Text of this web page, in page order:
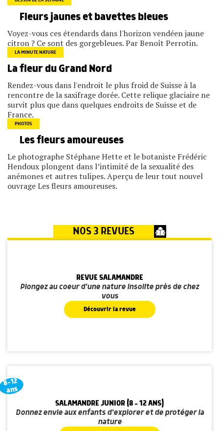
Fleurs jaunes et bavettes bleues
Voyez-vous ces étendards dans l'horizon vendéen jaune
citron ? Ce sont des gorgebleues. Par Benoît Perrotin.
LA MINUTE NATURE
La fleur du Grand Nord
Rendez-vous dans l'endroit le plus froid de Suisse à la
rencontre de la saxifrage dorée. Cette relique glaciaire ne
survit plus que dans quelques endroits de Suisse et de
France.
PHOTOS
Les fleurs amoureuses
Le photographe Stéphane Hette et le botaniste Frédéric
Hendoux plongent dans l’intimité de la sexualité des
anémones et autres tulipes. Aperçu de leur tout nouvel
ouvrage Les fleurs amoureuses.
NOS 3 REVUES
REVUE SALAMANDRE
Plongez au coeur d'une nature insolite près de chez
vous
Découvrir la revue
8-12
ans
SALAMANDRE JUNIOR (8 - 12 ANS)
Donnez envie aux enfants d'explorer et de protéger la
nature